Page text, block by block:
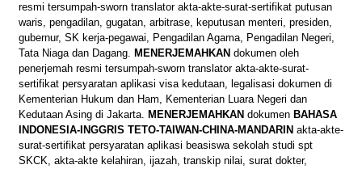
resmi tersumpah-sworn translator akta-akte-surat-sertifikat putusan
waris, pengadilan, gugatan, arbitrase, keputusan menteri, presiden,
gubernur, SK kerja-pegawai, Pengadilan Agama, Pengadilan Negeri,
Tata Niaga dan Dagang. MENERJEMAHKAN dokumen oleh
penerjemah resmi tersumpah-sworn translator akta-akte-surat-
sertifikat persyaratan aplikasi visa kedutaan, legalisasi dokumen di
Kementerian Hukum dan Ham, Kementerian Luara Negeri dan
Kedutaan Asing di Jakarta. MENERJEMAHKAN dokumen BAHASA
INDONESIA-INGGRIS TETO-TAIWAN-CHINA-MANDARIN akta-akte-
surat-sertifikat persyaratan aplikasi beasiswa sekolah studi spt
SKCK, akta-akte kelahiran, ijazah, transkip nilai, surat dokter,